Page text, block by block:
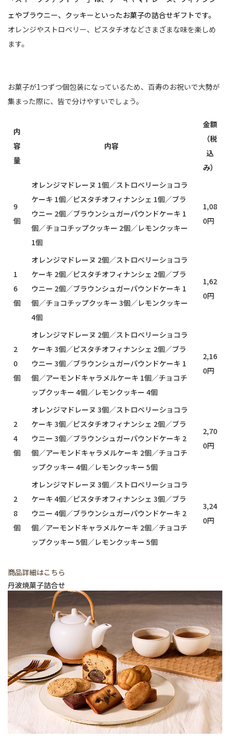
ェやブラウニー、クッキーといったお菓子の詰合せギフトです。
オレンジやストロベリー、ピスタチオなどさまざまな味を楽しめ
ます。
お菓子が1つずつ個包装になっているため、百寿のお祝いで大勢が
集まった際に、皆で分けやすいでしょう。
内
容
量
内容
金額
（税
込
み）
9
個
オレンジマドレーヌ 1個／ストロベリーショコラ
ケーキ 1個／ピスタチオフィナンシェ 1個／ブラ
ウニー 2個／ブラウンシュガーパウンドケーキ 1
個／チョコチップクッキー 2個／レモンクッキー
1個
1,08
0円
1
6
個
オレンジマドレーヌ 2個／ストロベリーショコラ
ケーキ 2個／ピスタチオフィナンシェ 2個／ブラ
ウニー 2個／ブラウンシュガーパウンドケーキ 1
個／チョコチップクッキー 3個／レモンクッキー
4個
1,62
0円
2
0
個
オレンジマドレーヌ 2個／ストロベリーショコラ
ケーキ 3個／ピスタチオフィナンシェ 2個／ブラ
ウニー 3個／ブラウンシュガーパウンドケーキ 1
個／アーモンドキャラメルケーキ 1個／チョコチ
ップクッキー 4個／レモンクッキー 4個
2,16
0円
2
4
個
オレンジマドレーヌ 3個／ストロベリーショコラ
ケーキ 3個／ピスタチオフィナンシェ 2個／ブラ
ウニー 3個／ブラウンシュガーパウンドケーキ 2
個／アーモンドキャラメルケーキ 2個／チョコチ
ップクッキー 4個／レモンクッキー 5個
2,70
0円
2
8
個
オレンジマドレーヌ 3個／ストロベリーショコラ
ケーキ 4個／ピスタチオフィナンシェ 3個／ブラ
ウニー 4個／ブラウンシュガーパウンドケーキ 2
個／アーモンドキャラメルケーキ 2個／チョコチ
ップクッキー 5個／レモンクッキー 5個
3,24
0円
商品詳細はこちら
丹波焼菓子詰合せ